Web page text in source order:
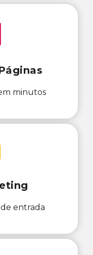
minutos
de entrada